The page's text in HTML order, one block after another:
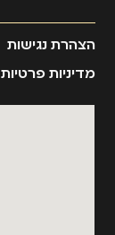
הצהרת נגישות
מדיניות פרטיות